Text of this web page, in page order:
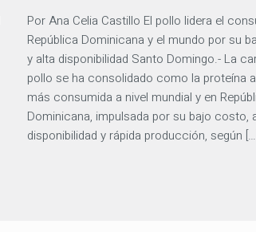
Por Ana Celia Castillo El pollo lidera el
República Dominicana y el mundo por su
y alta disponibilidad Santo Domingo.- La
pollo se ha consolidado como la proteína
más consumida a nivel mundial y en
Dominicana, impulsada por su bajo costo,
disponibilidad y rápida producción, según